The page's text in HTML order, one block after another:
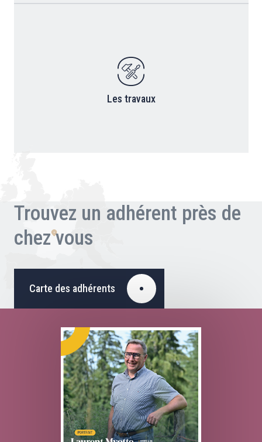
Les travaux
Trouvez un adhérent près de
chez vous
Carte des adhérents